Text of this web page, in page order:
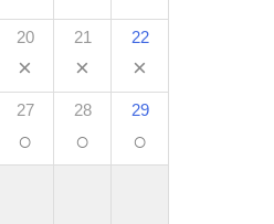
20
×
21
×
22
×
27
○
28
○
29
○